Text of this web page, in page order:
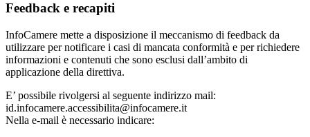
Feedback e recapiti
InfoCamere mette a disposizione il meccanismo di feedback da
utilizzare per notificare i casi di mancata conformità e per richiedere
informazioni e contenuti che sono esclusi dall’ambito di
applicazione della direttiva.
E’ possibile rivolgersi al seguente indirizzo mail:
id.infocamere.accessibilita@infocamere.it
Nella e-mail è necessario indicare: